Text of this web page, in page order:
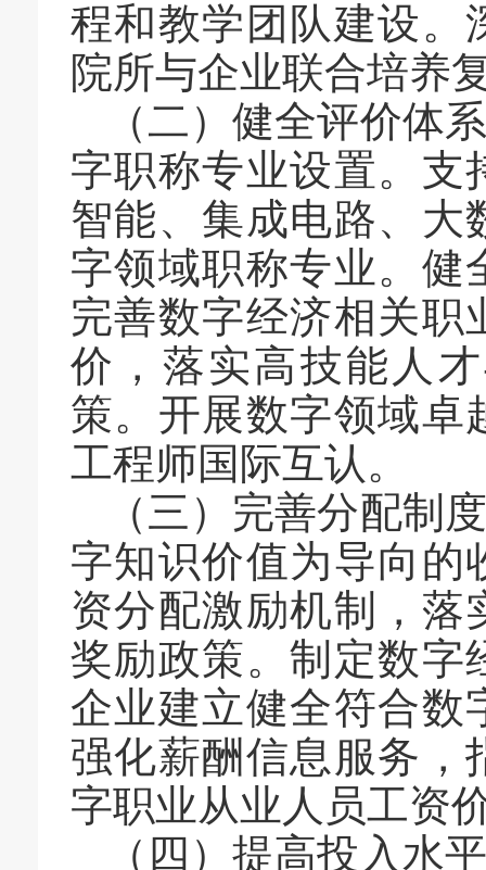
程和教学团队建设。
院所与企业联合培养
（二）健全评价体
字职称专业设置。支
智能、集成电路、大
字领域职称专业。健
完善数字经济相关职
价，落实高技能人
策。开展数字领域卓
工程师国际互认。
（三）完善分配制
字知识价值为导向的
资分配激励机制，落
奖励政策。制定数字
企业建立健全符合数
强化薪酬信息服务，
字职业从业人员工资
（四）提高投入水